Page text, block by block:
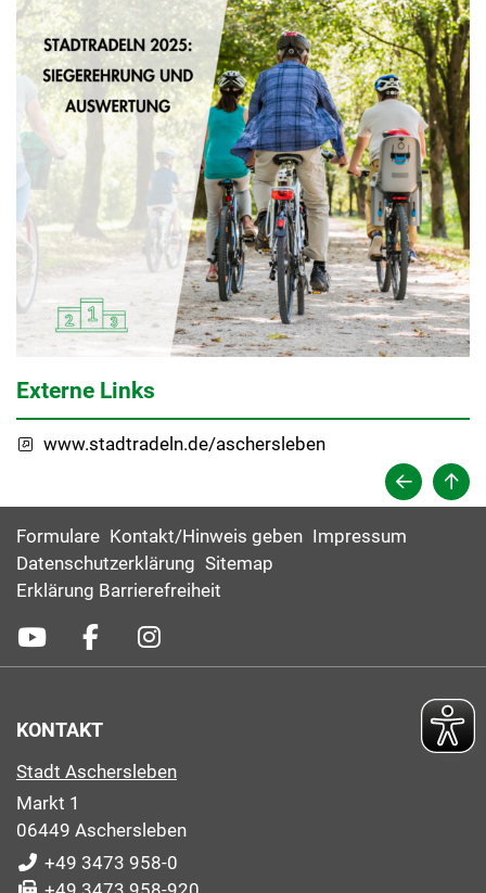
Externe Links
www.stadtradeln.de/aschersleben
Formulare Kontakt/Hinweis geben Impressum
Datenschutzerklärung Sitemap
Erklärung Barrierefreiheit
KONTAKT
Stadt Aschersleben
Markt 1
06449 Aschersleben
+49 3473 958-0